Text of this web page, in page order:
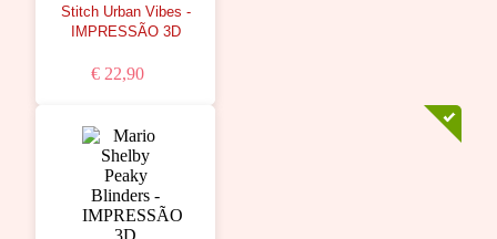
Stitch Urban Vibes -
IMPRESSÃO 3D
€ 22,90